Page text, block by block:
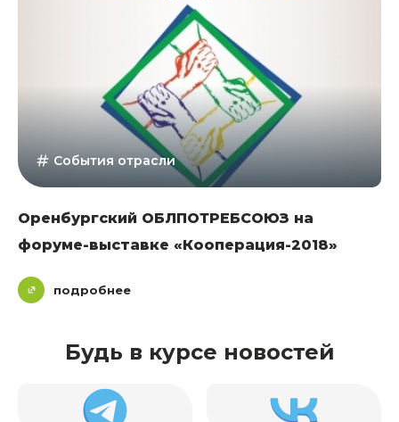
События отрасли
Оренбургский ОБЛПОТРЕБСОЮЗ на
форуме-выставке «Кооперация-2018»
подробнее
Будь в курсе новостей